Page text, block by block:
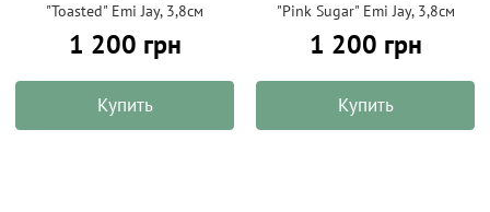
"Toasted" Emi Jay, 3,8см
1 200 грн
Купить
"Pink Sugar" Emi Jay, 3,8см
1 200 грн
Купить